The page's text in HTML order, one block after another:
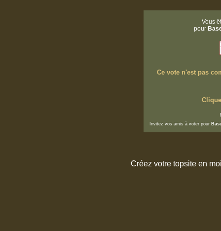
Vous
pour
Ce vote n'est pas
Invitez vos amis à voter pour
Créez votre topsite en